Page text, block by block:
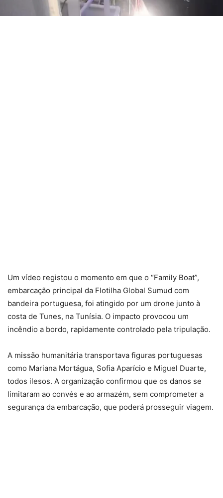
Um vídeo registou o momento em que o “Family Boat”,
embarcação principal da Flotilha Global Sumud com
bandeira portuguesa, foi atingido por um drone junto à
costa de Tunes, na Tunísia. O impacto provocou um
incêndio a bordo, rapidamente controlado pela tripulação.
A missão humanitária transportava figuras portuguesas
como Mariana Mortágua, Sofia Aparício e Miguel Duarte,
todos ilesos. A organização confirmou que os danos se
limitaram ao convés e ao armazém, sem comprometer a
segurança da embarcação, que poderá prosseguir viagem.